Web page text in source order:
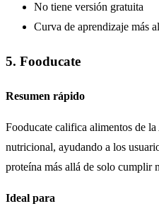
No tiene versión gratuita
Curva de aprendizaje más
5. Fooducate
Resumen rápido
Fooducate califica alimentos de
nutricional, ayudando a los
proteína más allá de solo cumplir
Ideal para